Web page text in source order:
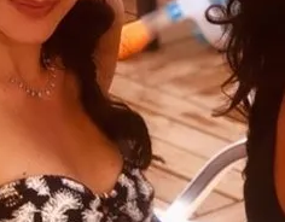
Verilerin Korunması Kanunu
kullanılan çerezlerle ilgili